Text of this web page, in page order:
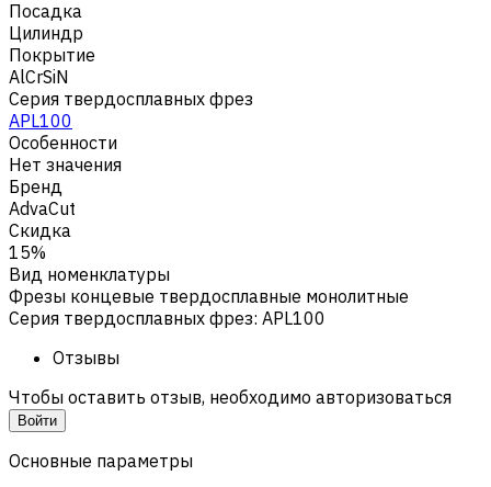
Посадка
Цилиндр
Покрытие
AlCrSiN
Серия твердосплавных фрез
APL100
Особенности
Нет значения
Бренд
AdvaCut
Скидка
15%
Вид номенклатуры
Фрезы концевые твердосплавные монолитные
Серия твердосплавных фрез: APL100
Отзывы
Чтобы оставить отзыв, необходимо авторизоваться
Войти
Основные параметры